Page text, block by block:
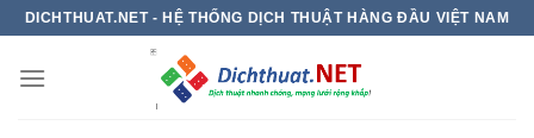
Chuyển
nội
DICHTHUAT.NET - HỆ THỐNG DỊCH THUẬT HÀNG ĐẦU VIỆT NAM